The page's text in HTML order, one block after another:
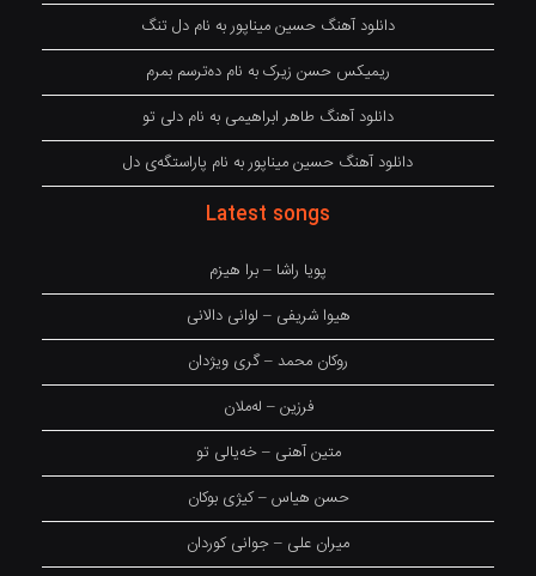
دانلود آهنگ حسین میناپور به نام دل تنگ
ریمیکس حسن زیرک به نام دەترسم بمرم
دانلود آهنگ طاهر ابراهیمی به نام دلی تو
دانلود آهنگ حسین میناپور به نام پاراستگەی دل
Latest songs
پویا راشا – برا هیزم
هیوا شریفی – لوانی دالانی
روکان محمد – گری ویژدان
فرزین – لەملان
متین آهنی – خەیالی تو
حسن هیاس – کیژی بوکان
میران علی – جوانی کوردان